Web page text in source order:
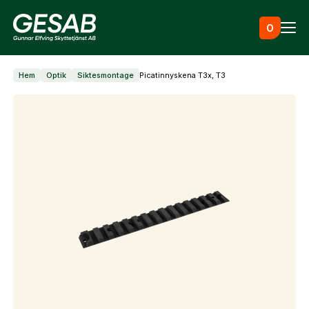
0
Ammunition
Måltavlor
Hem Optik Siktesmontage Picatinnyskena T3x, T3